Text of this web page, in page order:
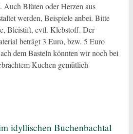
Auch Blüten oder Herzen aus
werden, Beispiele anbei. Bitte
Bleistift, evtl. Klebstoff. Der
beträgt 3 Euro, bzw. 5 Euro
dem Basteln könnten wir noch bei
Kuchen gemütlich
idyllischen Buchenbachtal